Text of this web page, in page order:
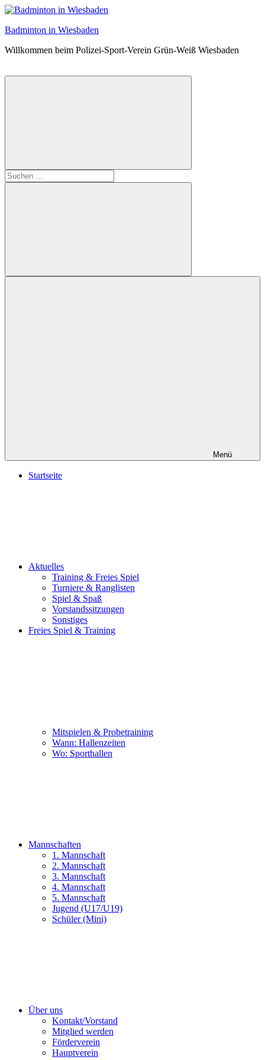
Zum
springen
Badminton in Wiesbaden
Willkommen beim Polizei-Sport-Verein Grün-Weiß Wiesbaden
Suchformular
öffnen
Suchen
nach:
Suchen
Menü
Startseite
Aktuelles
Training & Freies Spiel
Turniere & Ranglisten
Spiel & Spaß
Vorstandssitzungen
Sonstiges
Freies Spiel & Training
Mitspielen & Probetraining
Wann: Hallenzeiten
Wo: Sporthallen
Mannschaften
1. Mannschaft
2. Mannschaft
3. Mannschaft
4. Mannschaft
5. Mannschaft
Jugend (U17/U19)
Schüler (Mini)
Über uns
Kontakt/Vorstand
Mitglied werden
Förderverein
Hauptverein